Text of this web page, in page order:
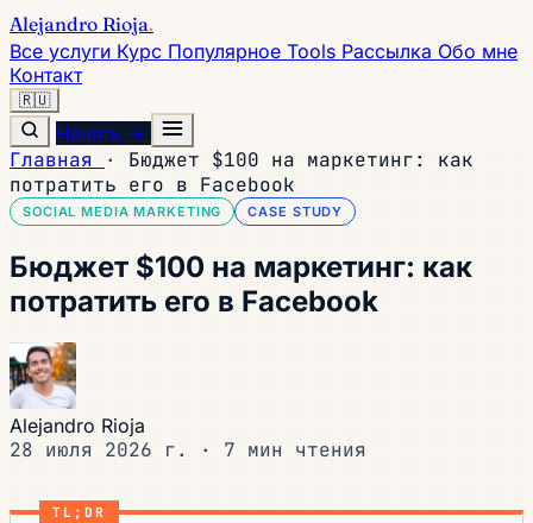
Alejandro Rioja.
Все услуги Курс Популярное Tools Рассылка Обо мне
Контакт
🇷🇺
Нанять →
Главная ·
Бюджет $100 на маркетинг: как
потратить его в Facebook
SOCIAL MEDIA MARKETING CASE STUDY
Бюджет $100 на маркетинг: как
потратить его в Facebook
Alejandro Rioja
28 июля 2026 г. · 7 мин чтения
TL;DR